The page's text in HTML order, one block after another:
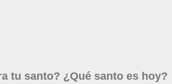
tu santo? ¿Qué santo es hoy?